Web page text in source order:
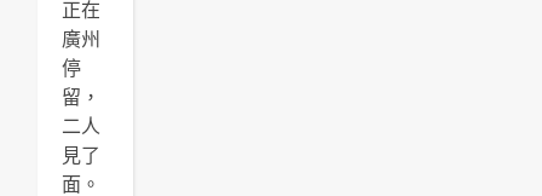
正在
廣州
停
留，
二人
見了
面。